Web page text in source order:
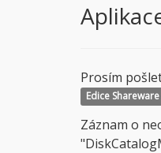
Prosím
Edice Shareware
Záznam o